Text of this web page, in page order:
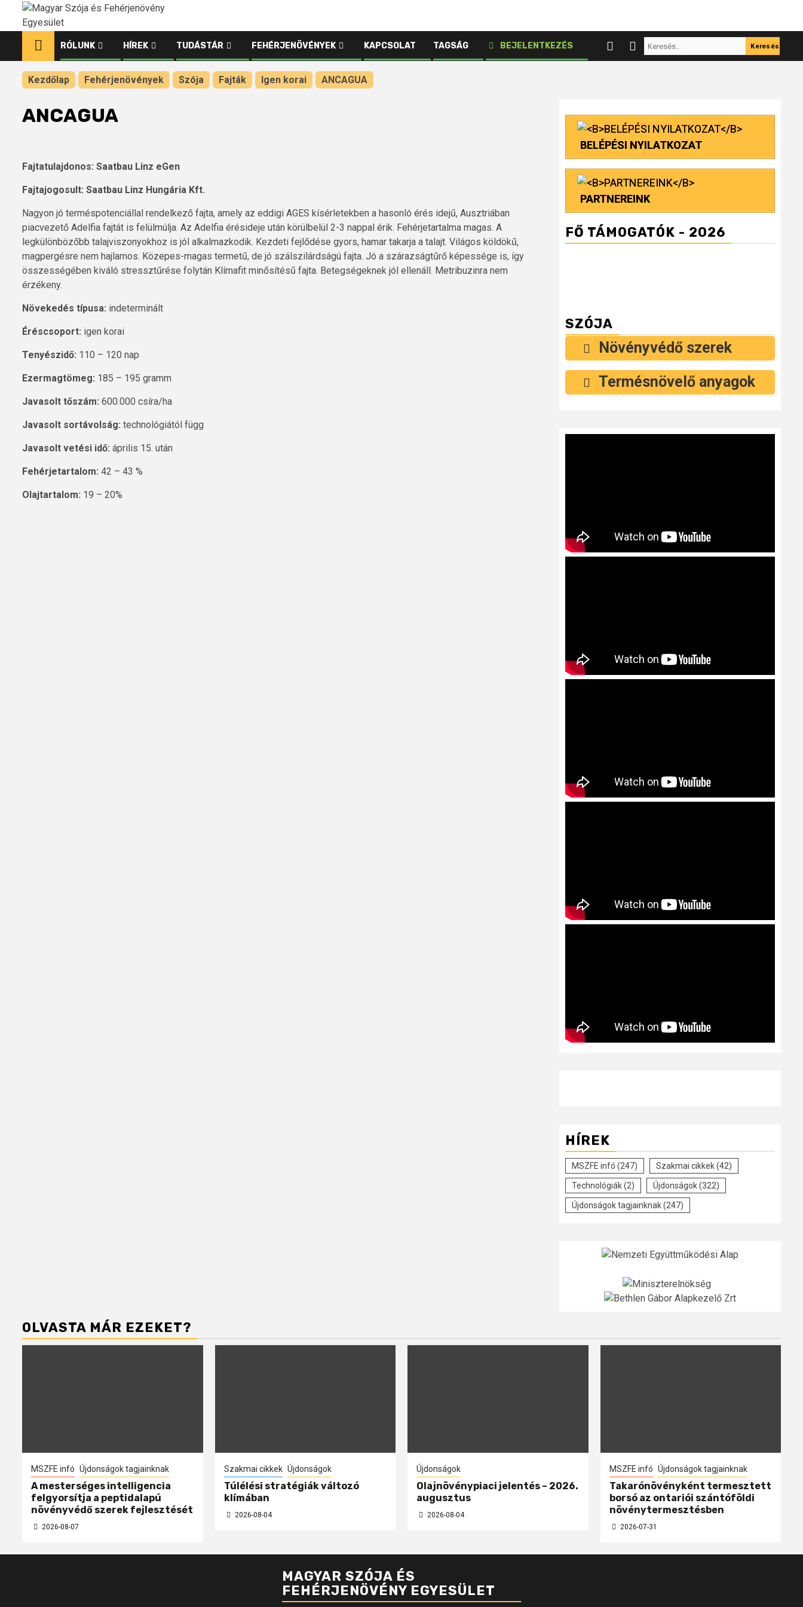
Ugrás
tartalomhoz
RÓLUNK HÍREK TUDÁSTÁR FEHÉRJENÖVÉNYEK KAPCSOLAT TAGSÁG BEJELENTKEZÉS Keresés:
Kezdőlap Fehérjenövények Szója Fajták Igen korai ANCAGUA
ANCAGUA
Fajtatulajdonos: Saatbau Linz eGen
Fajtajogosult: Saatbau Linz Hungária Kft.
Nagyon jó terméspotenciállal rendelkező fajta, amely az eddigi AGES kísérletekben a hasonló érés idejű, Ausztriában
piacvezető Adelfia fajtát is felülmúlja. Az Adelfia érésideje után körülbelül 2-3 nappal érik. Fehérjetartalma magas. A
legkülönbözőbb talajviszonyokhoz is jól alkalmazkodik. Kezdeti fejlődése gyors, hamar takarja a talajt. Világos köldökű,
magpergésre nem hajlamos. Közepes-magas termetű, de jó szálszilárdságú fajta. Jó a szárazságtűrő képessége is, így
összességében kiváló stressztűrése folytán Klímafit minősítésű fajta. Betegségeknek jól ellenáll. Metribuzinra nem
érzékeny.
Növekedés típusa: indeterminált
Éréscsoport: igen korai
Tenyészidő: 110 – 120 nap
Ezermagtömeg: 185 – 195 gramm
Javasolt tőszám: 600.000 csíra/ha
Javasolt sortávolság: technológiától függ
Javasolt vetési idő: április 15. után
Fehérjetartalom: 42 – 43 %
Olajtartalom: 19 – 20%
BELÉPÉSI NYILATKOZAT
PARTNEREINK
FŐ TÁMOGATÓK - 2026
SZÓJA
Növényvédő szerek
Termésnövelő anyagok
HÍREK
MSZFE infó (247) Szakmai cikkek(42)
Technológiák(2) Újdonságok(322)
Újdonságok tagjainknak(247)
OLVASTA MÁR EZEKET?
MSZFE infó Újdonságok tagjainknak
A mesterséges intelligencia
felgyorsítja a peptidalapú
növényvédő szerek fejlesztését
2026-08-07
Szakmai cikkek Újdonságok
Túlélési stratégiák változó
klímában
2026-08-04
Újdonságok
Olajnövénypiaci jelentés – 2026.
augusztus
2026-08-04
MSZFE infó Újdonságok tagjainknak
Takarónövényként termesztett
borsó az ontariói szántóföldi
növénytermesztésben
2026-07-31
MAGYAR SZÓJA ÉS
FEHÉRJENÖVÉNY EGYESÜLET